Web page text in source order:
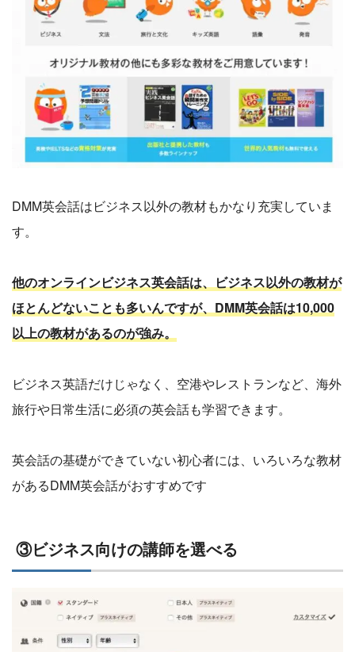
DMM英会話はビジネス以外の教材もかなり充実していま
す。
他のオンラインビジネス英会話は、ビジネス以外の教材が
ほとんどないことも多いんですが、DMM英会話は10,000
以上の教材があるのが強み。
ビジネス英語だけじゃなく、空港やレストランなど、海外
旅行や日常生活に必須の英会話も学習できます。
英会話の基礎ができていない初心者には、いろいろな教材
があるDMM英会話がおすすめです
③ビジネス向けの講師を選べる